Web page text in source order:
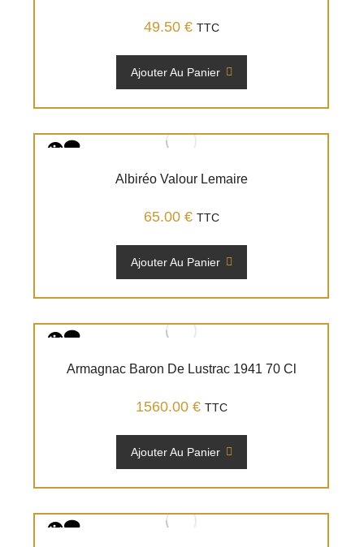
49.50 € TTC
Ajouter Au Panier
Albiréo Valour Lemaire
65.00 € TTC
Ajouter Au Panier
Armagnac Baron De Lustrac 1941 70 Cl
1560.00 € TTC
Ajouter Au Panier